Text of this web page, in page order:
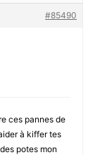
#85490
ces pannes de
à kiffer tes
potes mon